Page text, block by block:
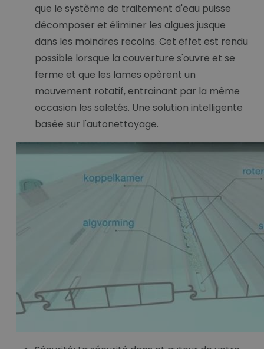
que le système de traitement d'eau puisse
décomposer et éliminer les algues jusque
dans les moindres recoins. Cet effet est rendu
possible lorsque la couverture s'ouvre et se
ferme et que les lames opèrent un
mouvement rotatif, entrainant par la même
occasion les saletés. Une solution intelligente
basée sur l'autonettoyage.